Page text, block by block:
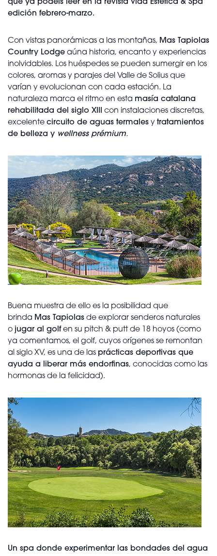
que ya podéis leer en la revista Vida Estética & Spa
edición febrero-marzo.
Con vistas panorámicas a las montañas, Mas Tapiolas
Country Lodge aúna historia, encanto y experiencias
inolvidables. Los huéspedes se pueden sumergir en los
colores, aromas y parajes del Valle de Solius que
varían y evolucionan con cada estación. La
naturaleza marca el ritmo en esta masía catalana
rehabilitada del siglo XIII
con instalaciones discretas,
excelente circuito de aguas termales y tratamientos
de belleza y wellness prémium.
Buena muestra de ello es la posibilidad que
brinda Mas Tapiolas de explorar senderos naturales
o jugar al golfen su pitch & putt de 18 hoyos (como
ya comentamos, el golf, cuyos orígenes se remontan
al siglo XV, es una de las prácticas deportivas que
ayuda a liberar más endorfinas, conocidas como las
hormonas de la felicidad).
Un spa donde experimentar las bondades del agua